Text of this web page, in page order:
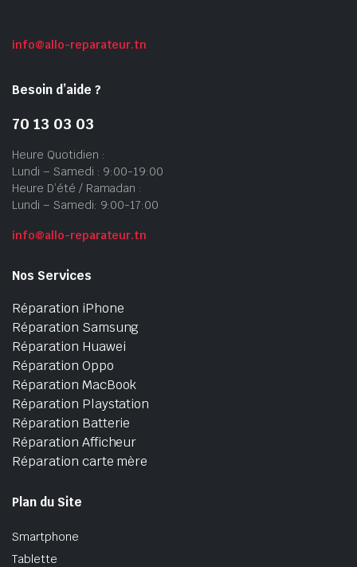
info@allo-reparateur.tn
Besoin d’aide ?
70 13 03 03
Heure Quotidien :
Lundi – Samedi : 9:00-19:00
Heure D’été / Ramadan :
Lundi – Samedi: 9:00-17:00
info@allo-reparateur.tn
Nos Services
Réparation iPhone
Réparation Samsung
Réparation Huawei
Réparation Oppo
Réparation MacBook
Réparation Playstation
Réparation Batterie
Réparation Afficheur
Réparation carte mère
Plan du Site
Smartphone
Tablette